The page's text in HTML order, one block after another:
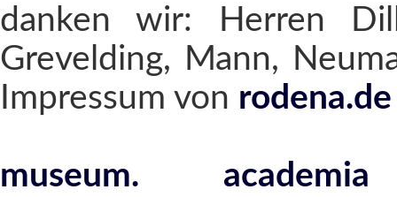
danken wir: Herren
Grevelding, Mann,
Impressum von rodena.de
museum.